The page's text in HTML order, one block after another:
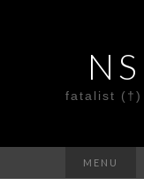
fatalist (†)
MENU